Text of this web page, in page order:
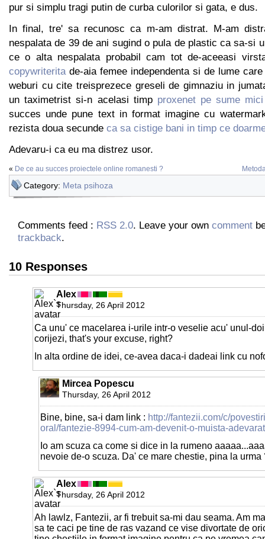
pur si simplu tragi putin de curba culorilor si gata, e dus.
In final, tre' sa recunosc ca m-am distrat. M-am
nespalata de 39 de ani sugind o pula de plastic ca sa-si
ce o alta nespalata probabil cam tot de-aceeasi
copywriterita de-aia femee independenta si de lume
weburi cu cite treisprezece greseli de gimnaziu in
un taximetrist si-n acelasi timp proxenet pe sume mici
succes unde pune text in format imagine cu
rezista doua secunde ca sa cistige bani in timp ce
Adevaru-i ca eu ma distrez usor.
« De ce au succes proiectele online romanesti ?
Category: Meta psihoza
Comments feed : RSS 2.0. Leave your own comment
trackback.
10 Responses
Alex
Thursday, 26 April 2012
Ca unu' ce macelarea i-urile intr-o veselie acu' unul-
corijezi, that's your excuse, right?
In alta ordine de idei, ce-avea daca-i dadeai link cu
Mircea Popescu
Thursday, 26 April 2012
Bine, bine, sa-i dam link : http://fantezii.com/c/
oral/fantezie-8994-cum-am-devenit-o-muista-
Io am scuza ca come si dice in la rumeno
nevoie de-o scuza. Da' ce mare chestie, pina la urma
Alex
Thursday, 26 April 2012
Ah lawlz, Fantezii, ar fi trebuit sa-mi dau seama. Am
sa te caci pe tine de ras vazand ce vise divortate de